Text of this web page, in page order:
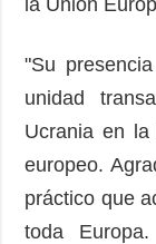
"Su
unidad
Ucrania en
europeo.
práctico que
toda